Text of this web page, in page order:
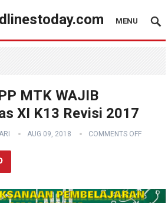
MENU
MTK WAJIB
XI K13 Revisi 2017
AUG 09, 2018 COMMENTS OFF